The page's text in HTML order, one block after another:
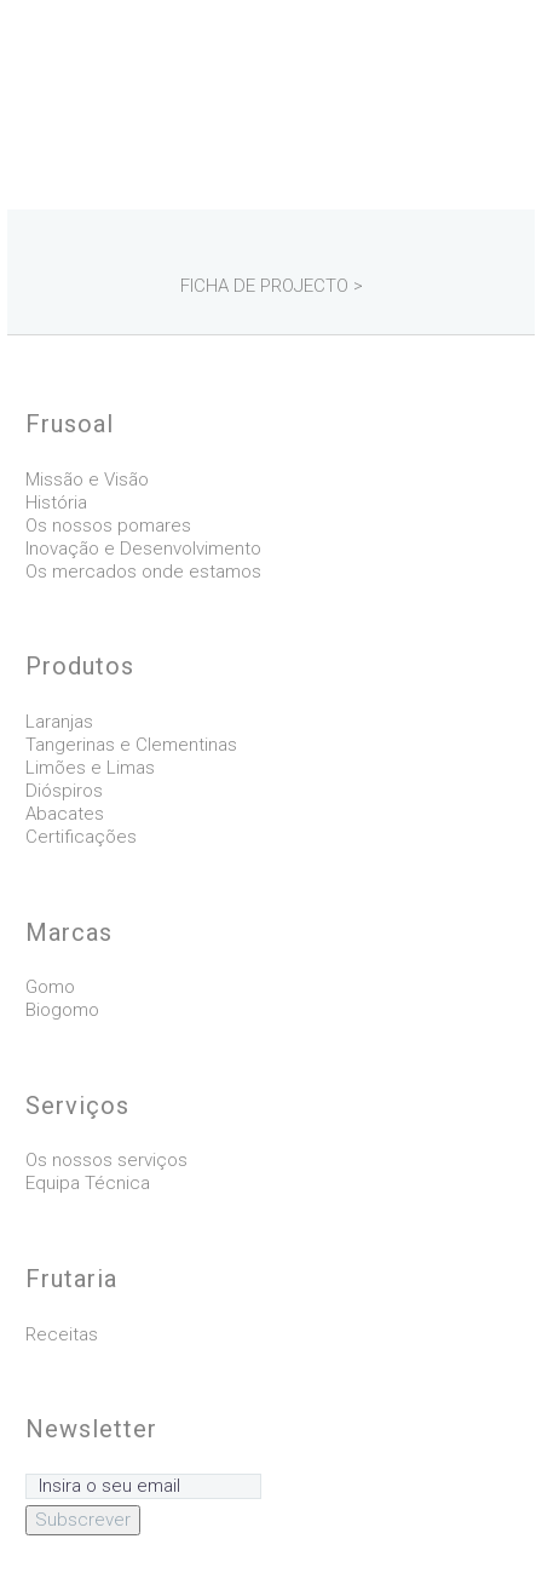
FICHA DE PROJECTO >
Frusoal
Missão e Visão
História
Os nossos pomares
Inovação e Desenvolvimento
Os mercados onde estamos
Produtos
Laranjas
Tangerinas e Clementinas
Limões e Limas
Dióspiros
Abacates
Certificações
Marcas
Gomo
Biogomo
Serviços
Os nossos serviços
Equipa Técnica
Frutaria
Receitas
Newsletter
Subscrever